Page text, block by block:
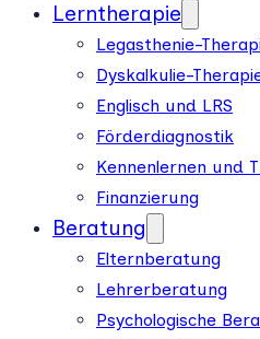
Lerntherapie
Legasthenie-
Dyskalkulie-
Englisch und LRS
Förderdiagnostik
Kennenlernen und
Finanzierung
Beratung
Elternberatung
Lehrerberatung
Psychologische